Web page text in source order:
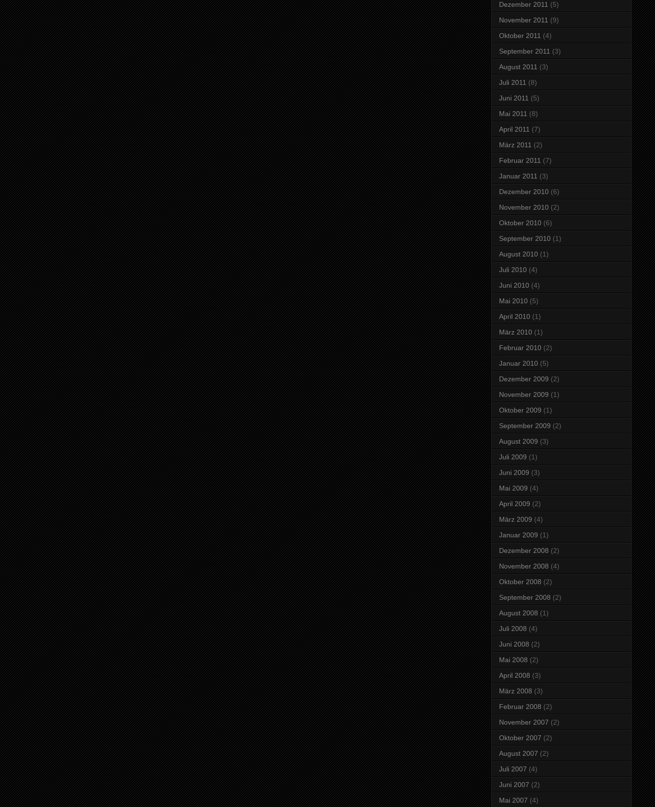
Dezember 2011 (5)
November 2011 (9)
Oktober 2011 (4)
September 2011 (3)
August 2011 (3)
Juli 2011 (8)
Juni 2011 (5)
Mai 2011 (8)
April 2011 (7)
März 2011 (2)
Februar 2011 (7)
Januar 2011 (3)
Dezember 2010 (6)
November 2010 (2)
Oktober 2010 (6)
September 2010 (1)
August 2010 (1)
Juli 2010 (4)
Juni 2010 (4)
Mai 2010 (5)
April 2010 (1)
März 2010 (1)
Februar 2010 (2)
Januar 2010 (5)
Dezember 2009 (2)
November 2009 (1)
Oktober 2009 (1)
September 2009 (2)
August 2009 (3)
Juli 2009 (1)
Juni 2009 (3)
Mai 2009 (4)
April 2009 (2)
März 2009 (4)
Januar 2009 (1)
Dezember 2008 (2)
November 2008 (4)
Oktober 2008 (2)
September 2008 (2)
August 2008 (1)
Juli 2008 (4)
Juni 2008 (2)
Mai 2008 (2)
April 2008 (3)
März 2008 (3)
Februar 2008 (2)
November 2007 (2)
Oktober 2007 (2)
August 2007 (2)
Juli 2007 (4)
Juni 2007 (2)
Mai 2007 (4)